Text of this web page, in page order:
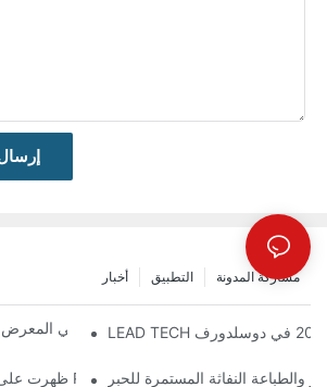
مشاركة المدونة التطبيق أخبار
معرض بروباك الصين 2026 | ينتهي المعرض، لكن خدمتنا لا تنتهي
والطباعة النفاثة المستمرة للحبر